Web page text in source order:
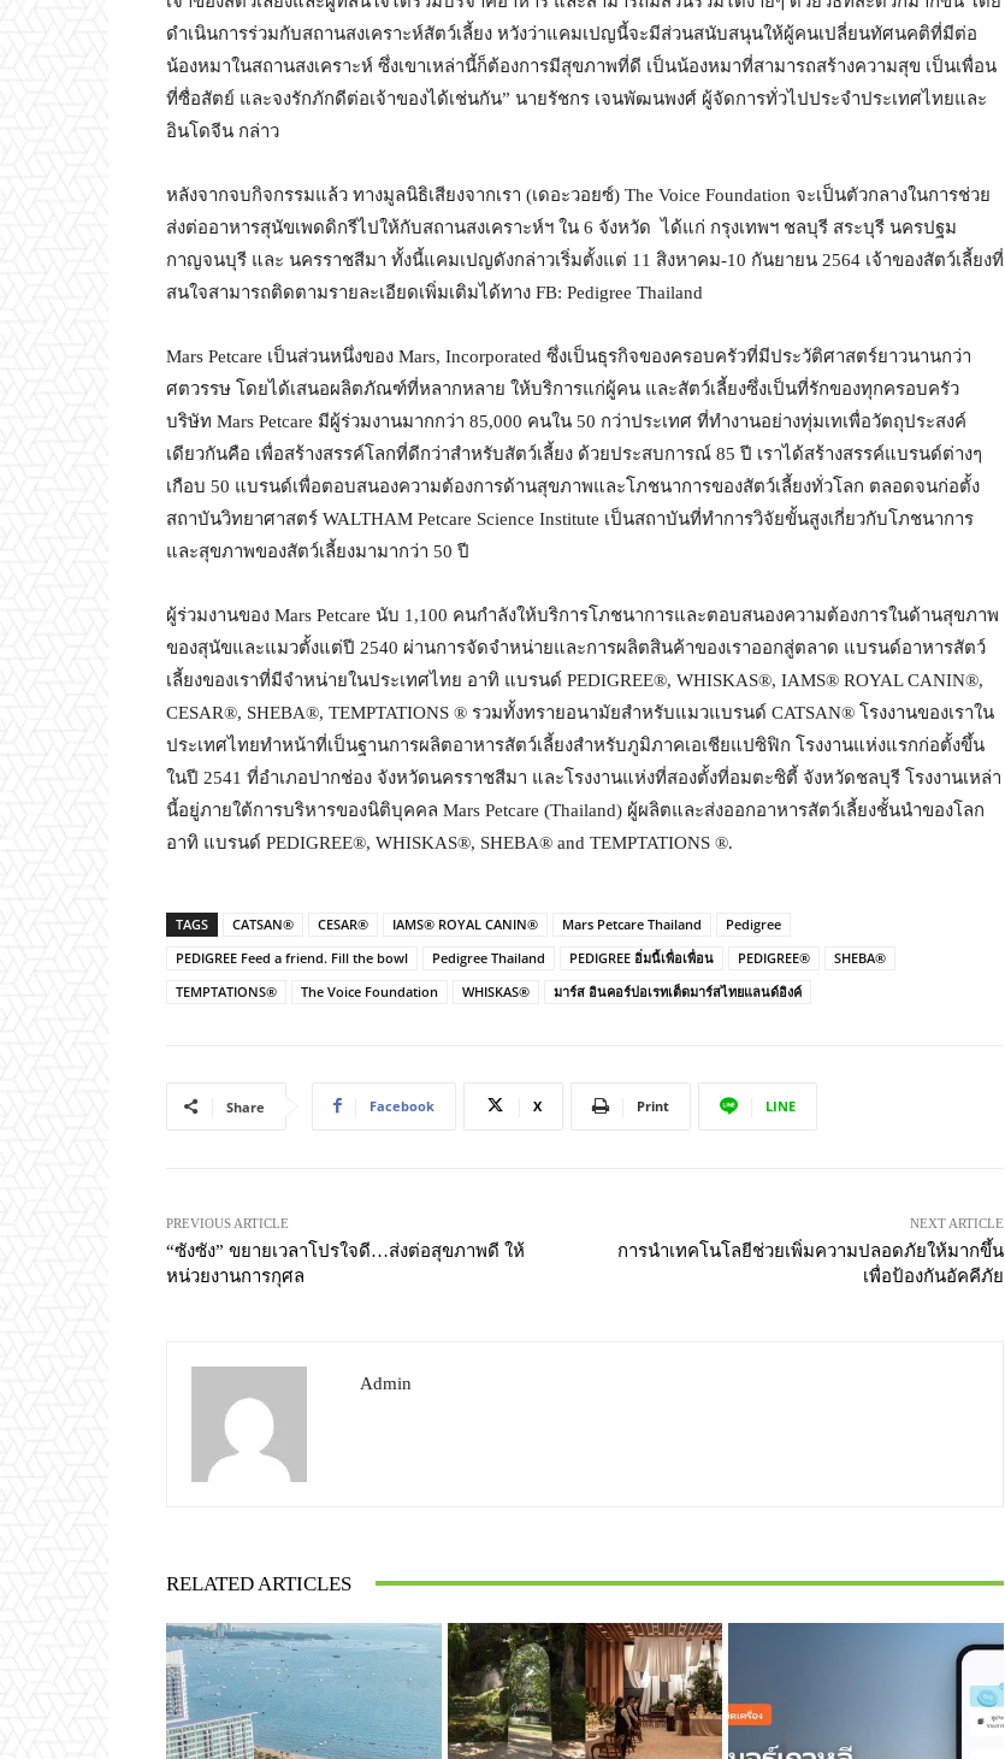
ดำเนินการร่วมกับสถานสงเคราะห์สัตว์เลี้ยง หวังว่าแคมเปญนี้จะมีส่วนสนับสนุนให้ผู้คนเปลี่ยนทัศนคติที่มีต่อ
น้องหมาในสถานสงเคราะห์ ซึ่งเขาเหล่านี้ก็ต้องการมีสุขภาพที่ดี เป็นน้องหมาที่สามารถสร้างความสุข เป็นเพื่อน
ที่ซื่อสัตย์ และจงรักภักดีต่อเจ้าของได้เช่นกัน” นายรัชกร เจนพัฒนพงศ์ ผู้จัดการทั่วไปประจำประเทศไทยและ
อินโดจีน กล่าว
หลังจากจบกิจกรรมแล้ว ทางมูลนิธิเสียงจากเรา (เดอะวอยซ์) The Voice Foundation จะเป็นตัวกลางในการช่วย
ส่งต่ออาหารสุนัขเพดดิกรีไปให้กับสถานสงเคราะห์ฯ ใน 6 จังหวัด ได้แก่ กรุงเทพฯ ชลบุรี สระบุรี นครปฐม
กาญจนบุรี และ นครราชสีมา ทั้งนี้แคมเปญดังกล่าวเริ่มตั้งแต่ 11 สิงหาคม-10 กันยายน 2564 เจ้าของสัตว์เลี้ยงที่
สนใจสามารถติดตามรายละเอียดเพิ่มเติมได้ทาง FB: Pedigree Thailand
Mars Petcare เป็นส่วนหนึ่งของ Mars, Incorporated ซึ่งเป็นธุรกิจของครอบครัวที่มีประวัติศาสตร์ยาวนานกว่า
ศตวรรษ โดยได้เสนอผลิตภัณฑ์ที่หลากหลาย ให้บริการแก่ผู้คน และสัตว์เลี้ยงซึ่งเป็นที่รักของทุกครอบครัว
บริษัท Mars Petcare มีผู้ร่วมงานมากกว่า 85,000 คนใน 50 กว่าประเทศ ที่ทำงานอย่างทุ่มเทเพื่อวัตถุประสงค์
เดียวกันคือ เพื่อสร้างสรรค์โลกที่ดีกว่าสำหรับสัตว์เลี้ยง ด้วยประสบการณ์ 85 ปี เราได้สร้างสรรค์แบรนด์ต่างๆ
เกือบ 50 แบรนด์เพื่อตอบสนองความต้องการด้านสุขภาพและโภชนาการของสัตว์เลี้ยงทั่วโลก ตลอดจนก่อตั้ง
สถาบันวิทยาศาสตร์ WALTHAM Petcare Science Institute เป็นสถาบันที่ทำการวิจัยขั้นสูงเกี่ยวกับโภชนาการ
และสุขภาพของสัตว์เลี้ยงมามากว่า 50 ปี
ผู้ร่วมงานของ Mars Petcare นับ 1,100 คนกำลังให้บริการโภชนาการและตอบสนองความต้องการในด้านสุขภาพ
ของสุนัขและแมวตั้งแต่ปี 2540 ผ่านการจัดจำหน่ายและการผลิตสินค้าของเราออกสู่ตลาด แบรนด์อาหารสัตว์
เลี้ยงของเราที่มีจำหน่ายในประเทศไทย อาทิ แบรนด์ PEDIGREE®, WHISKAS®, IAMS® ROYAL CANIN®,
CESAR®, SHEBA®, TEMPTATIONS ® รวมทั้งทรายอนามัยสำหรับแมวแบรนด์ CATSAN® โรงงานของเราใน
ประเทศไทยทำหน้าที่เป็นฐานการผลิตอาหารสัตว์เลี้ยงสำหรับภูมิภาคเอเชียแปซิฟิก โรงงานแห่งแรกก่อตั้งขึ้น
ในปี 2541 ที่อำเภอปากช่อง จังหวัดนครราชสีมา และโรงงานแห่งที่สองตั้งที่อมตะซิตี้ จังหวัดชลบุรี โรงงานเหล่า
นี้อยู่ภายใต้การบริหารของนิติบุคคล Mars Petcare (Thailand) ผู้ผลิตและส่งออกอาหารสัตว์เลี้ยงชั้นนำของโลก
อาทิ แบรนด์ PEDIGREE®,️ WHISKAS®, SHEBA® and TEMPTATIONS ®.
TAGS CATSAN® CESAR® IAMS® ROYAL CANIN® Mars Petcare Thailand
Pedigree
PEDIGREE Feed a friend. Fill the bowl
Pedigree Thailand PEDIGREE อิ่มนี้เพื่อเพื่อน PEDIGREE®
SHEBA®
TEMPTATIONS®
The Voice Foundation WHISKAS® มาร์ส อินคอร์ปอเรทเต็ดมาร์สไทยแลนด์อิงค์
Share Facebook X Print LINE
PREVIOUS ARTICLE
“ซังซัง” ขยายเวลาโปรใจดี…ส่งต่อสุขภาพดี ให้
หน่วยงานการกุศล
NEXT ARTICLE
การนำเทคโนโลยีช่วยเพิ่มความปลอดภัยให้มากขึ้น
เพื่อป้องกันอัคคีภัย
Admin
RELATED ARTICLES